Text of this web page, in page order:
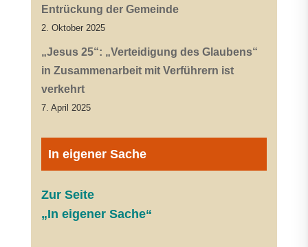
Entrückung der Gemeinde
2. Oktober 2025
„Jesus 25“: „Verteidigung des Glaubens“
in Zusammenarbeit mit Verführern ist
verkehrt
7. April 2025
In eigener Sache
Zur Seite
„In eigener Sache“